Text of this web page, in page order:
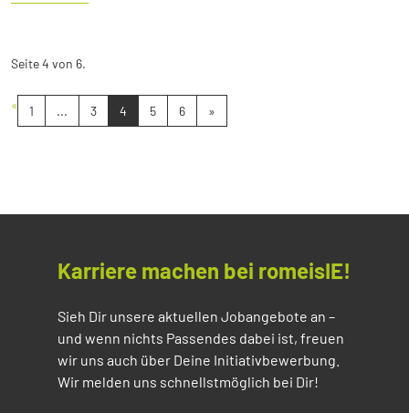
Seite 4 von 6.
« 1 ... 3 4 5 6 »
Karriere machen bei romeisIE!
Sieh Dir unsere aktuellen Jobangebote an –
und wenn nichts Passendes dabei ist, freuen
wir uns auch über Deine Initiativbewerbung.
Wir melden uns schnellstmöglich bei Dir!